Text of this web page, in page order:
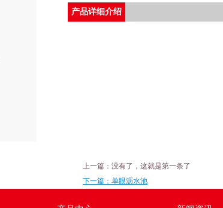
产品详细介绍
上一篇：没有了，这就是第一条了
下一篇：单眼沥水池